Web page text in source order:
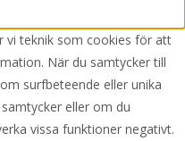
vi teknik som cookies för att
När du samtycker till
surfbeteende eller unika
eller om du
vissa funktioner negativt.